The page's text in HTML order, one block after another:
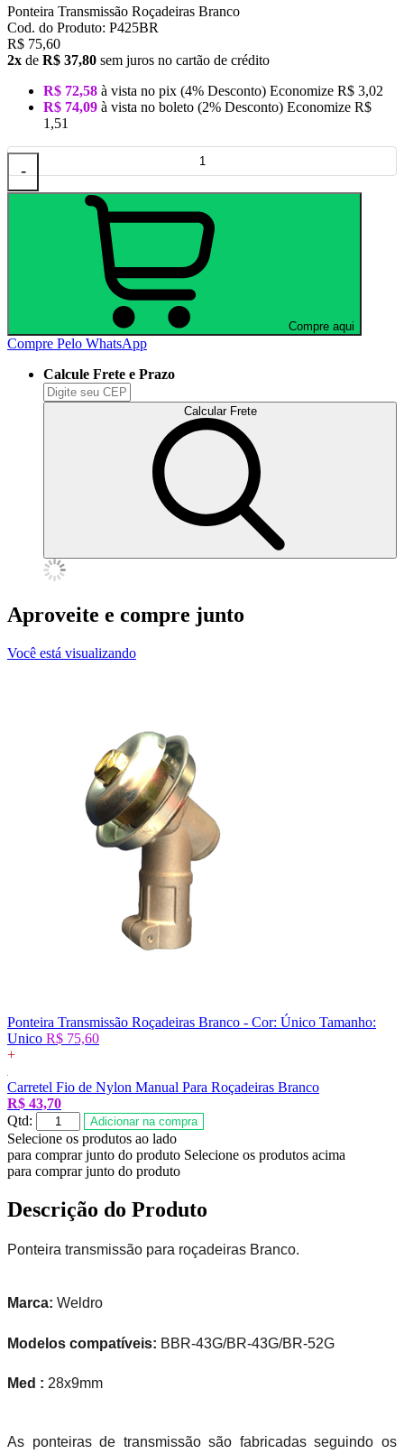
Ponteira Transmissão Roçadeiras Branco
Cod. do Produto: P425BR
R$ 75,60
2x de R$ 37,80 sem juros no cartão de crédito
R$ 72,58 à vista no pix (4% Desconto) Economize R$ 3,02
R$ 74,09 à vista no boleto (2% Desconto) Economize R$
1,51
-
Compre aqui
Compre Pelo WhatsApp
Calcule Frete e Prazo
Calcular Frete
Aproveite e compre junto
Você está visualizando
Ponteira Transmissão Roçadeiras Branco - Cor: Único Tamanho:
Unico R$ 75,60
+
Carretel Fio de Nylon Manual Para Roçadeiras Branco
R$ 43,70
Qtd:
Adicionar na compra
Selecione os produtos ao lado
para comprar junto do produto Selecione os produtos acima
para comprar junto do produto
Descrição do Produto
Ponteira transmissão para roçadeiras Branco.
Marca: Weldro
Modelos compatíveis: BBR-43G/BR-43G/BR-52G
Med : 28x9mm
As ponteiras de transmissão são fabricadas seguindo os